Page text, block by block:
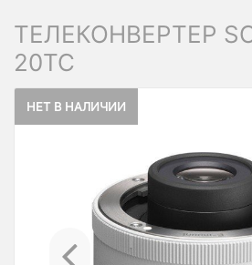
ТЕЛЕКОНВЕРТЕР
20TC
НЕТ В НАЛИЧИИ
Previous